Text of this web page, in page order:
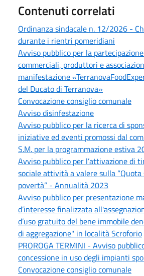
Contenuti correlati
Ordinanza sindacale n. 12/2026 -
durante i rientri pomeridiani
Avviso pubblico per la
commerciali, produttori e
manifestazione
del Ducato di Terranova»
Convocazione consiglio comunale
Avviso disinfestazione
Avviso pubblico per la ricerca di
iniziative ed eventi promossi dal
S.M. per la programmazione estiva
Avviso pubblico per l’attivazione di
sociale attività a valere sulla
povertà” - Annualità 2023
Avviso pubblico per presentazione
d’interesse finalizzata
d’uso gratuito del bene immobile
di aggregazione" in località Scroforio
PROROGA TERMINI - Avviso
concessione in uso degli impianti
Convocazione consiglio comunale